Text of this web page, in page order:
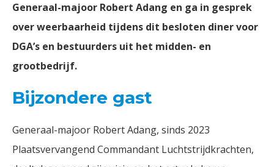
Generaal-majoor Robert Adang en ga in gesprek
over weerbaarheid tijdens dit besloten diner voor
DGA’s en bestuurders uit het midden- en
grootbedrijf.
Bijzondere gast
Generaal-majoor Robert Adang, sinds 2023
Plaatsvervangend Commandant Luchtstrijdkrachten,